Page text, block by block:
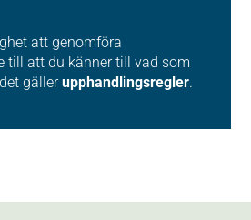
att genomföra
till att du känner till vad som
gällerupphandlingsregler.